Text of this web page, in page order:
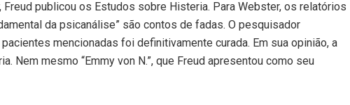
Freud publicou os Estudos sobre Histeria. Para Webster, os relatórios
da psicanálise” são contos de fadas. O pesquisador
mencionadas foi definitivamente curada. Em sua opinião, a
Nem mesmo “Emmy von N.”, que Freud apresentou como seu